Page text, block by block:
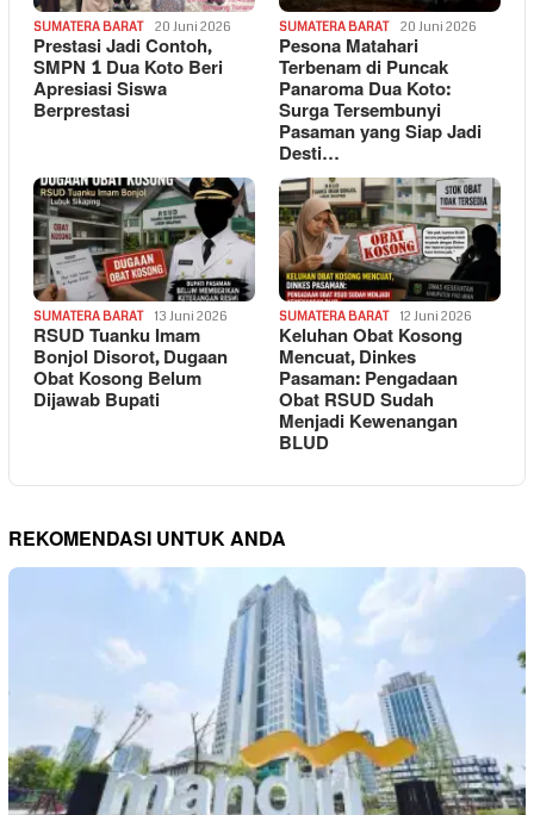
SUMATERA BARAT 20 Juni 2026
Prestasi Jadi Contoh,
SMPN 1 Dua Koto Beri
Apresiasi Siswa
Berprestasi
SUMATERA BARAT 20 Juni 2026
Pesona Matahari
Terbenam di Puncak
Panaroma Dua Koto:
Surga Tersembunyi
Pasaman yang Siap Jadi
Desti…
SUMATERA BARAT 13 Juni 2026
RSUD Tuanku Imam
Bonjol Disorot, Dugaan
Obat Kosong Belum
Dijawab Bupati
SUMATERA BARAT 12 Juni 2026
Keluhan Obat Kosong
Mencuat, Dinkes
Pasaman: Pengadaan
Obat RSUD Sudah
Menjadi Kewenangan
BLUD
REKOMENDASI UNTUK ANDA